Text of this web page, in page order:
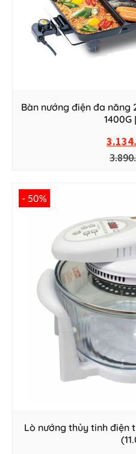
Bàn nướng điện đa năng
- 50%
Lò nướng thủy tinh điện